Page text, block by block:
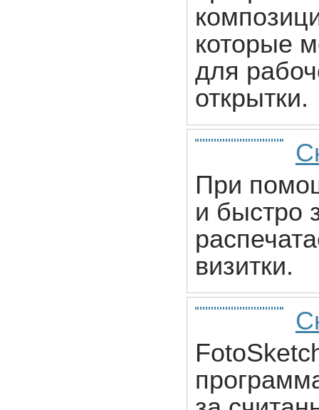
которые
для
открытки.
При
и быстро
визитки.